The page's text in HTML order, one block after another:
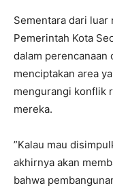
Sementara dari luar
Pemerintah Kota
dalam perencanaan
menciptakan area
mengurangi konflik
mereka.
”Kalau mau
akhirnya akan
bahwa